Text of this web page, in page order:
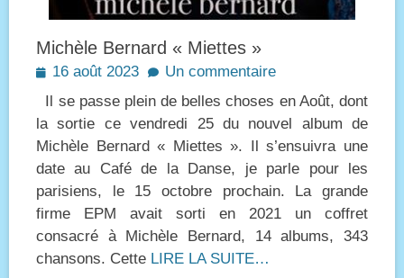
Michèle Bernard « Miettes »
Posted
16 août 2023
Un commentaire
Il se passe plein de belles choses en Août, dont
la sortie ce vendredi 25 du nouvel album de
Michèle Bernard « Miettes ». Il s’ensuivra une
date au Café de la Danse, je parle pour les
parisiens, le 15 octobre prochain. La grande
firme EPM avait sorti en 2021 un coffret
consacré à Michèle Bernard, 14 albums, 343
chansons. Cette LIRE LA SUITE…